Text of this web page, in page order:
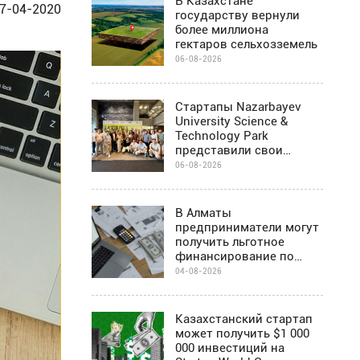
04-2020
государству вернули
более миллиона
гектаров сельхозземель
06-08-2026
Стартапы Nazarbayev
University Science &
Technology Park
представили свои
проекты инвесторам в
06-08-2026
В Алматы
предприниматели могут
получить льготное
финансирование по
программе Almaty
04-08-2026
Казахстанский стартап
может получить $1 000
000 инвестиций на